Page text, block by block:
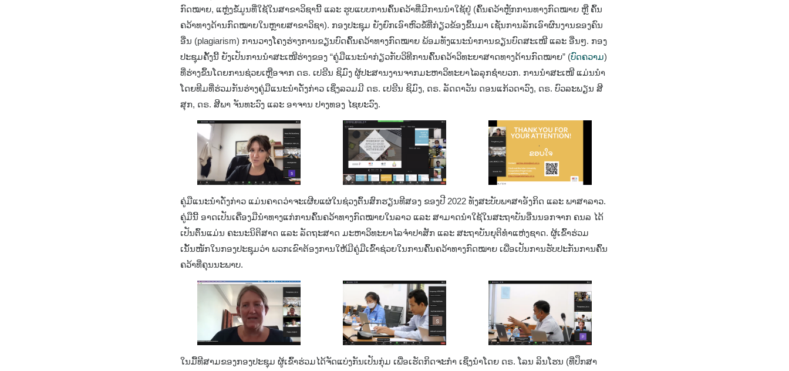
ກົດໝາຍ, ແຫຼ່ງຂໍ້ມູນທີ່ໃຊ້ໃນສາຂາວິຊານີ້ ແລະ ຮູບແບບການຄົ້ນຄວ້າທີ່ມີການນຳໃຊ້ຢູ່ (ຄົ້ນຄວ້າຫຼັກການທາງກົດໝາຍ ຫຼື ຄົ້ນ
ຄວ້າທາງດ້ານກົດໝາຍໃນຫຼາຍສາຂາວິຊາ). ກອງປະຊຸມ ຍັງຍົກເອົາຫົວຂໍ້ທີ່ກ່ຽວຂ້ອງຂຶ້ນມາ ເຊັ່ນການລັກເອົາຜົນງານຂອງຄົນ
ອື່ນ (plagiarism) ການວາງໂຄງຮ່າງການຂຽນບົດຄົ້ນຄວ້າທາງກົດໝາຍ ພ້ອມທັງແນະນຳການຂຽນບົດສະເໜີ ແລະ ອື່ນໆ. ກອງ
ປະຊຸມຄັ້ງນີ້ ຍັງເປັນການນຳສະເໜີຮ່າງຂອງ “ຄູ່ມືແນະນຳກ່ຽວກັບວິທີການຄົ້ນຄວ້າວິທະຍາສາດທາງດ້ານກົດໝາຍ” (ບົດຄວາມ)
ທີ່ຮ່າງຂຶ້ນໂດຍການຊ່ວຍເຫຼືອຈາກ ດຣ. ເປຣີນ ຊິມົງ ຜູ້ປະສານງານຈາກມະຫາວິທະຍາໄລລຸກຊຳບວກ. ການນຳສະເໜີ ແມ່ນນຳ
ໂດຍທີມທີ່ຮ່ວມກັນຮ່າງຄູ່ມືແນະນຳດັ່ງກ່າວ ເຊິ່ງລວມມີ ດຣ. ເປຣີນ ຊິມົງ, ດຣ. ລັດດາວັນ ດອນແກ້ວດາວົງ, ດຣ. ບົວລະພຽນ ສີ
ສຸກ, ດຣ. ສີພາ ຈັນທະວົງ ແລະ ອາຈານ ປາງທອງ ໄຊຍະວົງ.
ຄູ່ມືແນະນຳດັ່ງກ່າວ ແມ່ນຄາດວ່າຈະເຜີຍແຜ່ໃນຊ່ວງຕົ້ນສົກຮຽນທີສອງ ຂອງປີ 2022 ທັງສະບັບພາສາອັງກິດ ແລະ ພາສາລາວ.
ຄູ່ມືນີ້ ອາດເປັນເຄື່ອງມືນຳທາງແກ່ການຄົ້ນຄວ້າທາງກົດໝາຍໃນລາວ ແລະ ສາມາດນຳໃຊ້ໃນສະຖາບັນອື່ນນອກຈາກ ຄນລ ໄດ້
ເປັນຕົ້ນແມ່ນ ຄະນະນິຕິສາດ ແລະ ລັດຖະສາດ ມະຫາວິທະຍາໄລຈຳປາສັກ ແລະ ສະຖາບັນຍຸຕິທຳແຫ່ງຊາດ. ຜູ້ເຂົ້າຮ່ວມ
ເນັ້ນໜັກໃນກອງປະຊຸມວ່າ ພວກເຂົາຕ້ອງການໃຫ້ມີຄູ່ມືເຂົ້າຊ່ວຍໃນການຄົ້ນຄວ້າທາງກົດໝາຍ ເພື່ອເປັນການຮັບປະກັນການຄົ້ນ
ຄວ້າທີ່ຄຸນນະພາບ.
ໃນມື້ທີສາມຂອງກອງປະຊຸມ ຜູ້ເຂົ້າຮ່ວມໄດ້ຈັດແບ່ງກັນເປັນກຸ່ມ ເພື່ອເຮັດກິດຈະກຳ ເຊິ່ງນຳໂດຍ ດຣ. ໂລນ ລິນໂຮນ (ທີ່ປຶກສາ